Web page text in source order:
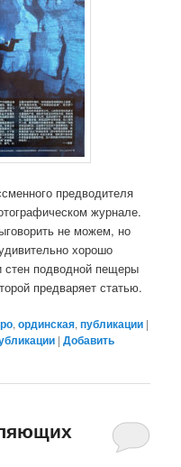
предводителя
журнале.
не можем, но
хорошо
стен подводной пещеры
предваряет статью.
,ординская,публикации |
|Добавить